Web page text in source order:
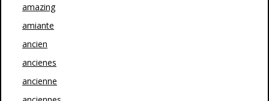
amazing
amiante
ancien
ancienes
ancienne